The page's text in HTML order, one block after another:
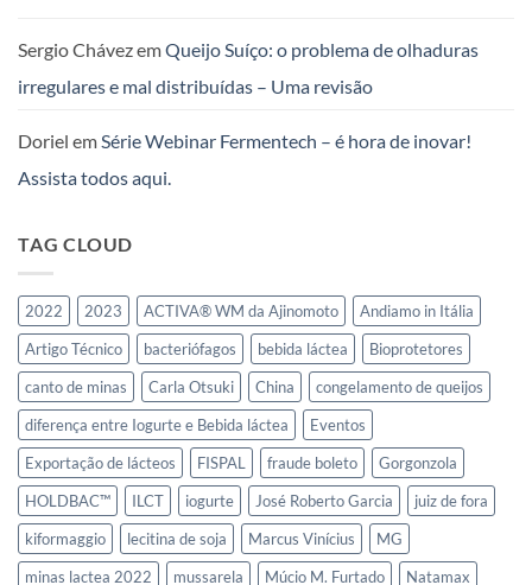
Transglutaminase
Queijos,
Leites
Sergio ChávezemQueijo Suíço: o problema de olhaduras
irregulares e mal distribuídas – Uma revisão
Doriel emSérie Webinar Fermentech – é hora de inovar!
Assista todos aqui.
TAG CLOUD
2022 2023 ACTIVA® WM da Ajinomoto
Andiamo in Itália
Artigo Técnico
bacteriófagos bebida láctea
Bioprotetores
canto de minas
Carla Otsuki China
congelamento de queijos
diferença entre Iogurte e Bebida láctea
Eventos
Exportação de lácteos
FISPAL fraude boleto
Gorgonzola
HOLDBAC™
ILCT iogurte José Roberto Garcia
juiz de fora
kiformaggio
lecitina de soja Marcus Vinícius
MG
minas lactea 2022
mussarela Múcio M. Furtado
Natamax